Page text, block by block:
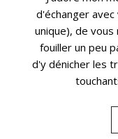
d'échanger
unique), de
fouiller un peu
d'y dénicher les